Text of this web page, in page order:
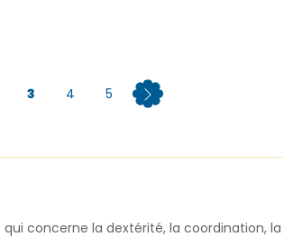
3 4 5
concerne la dextérité, la coordination,